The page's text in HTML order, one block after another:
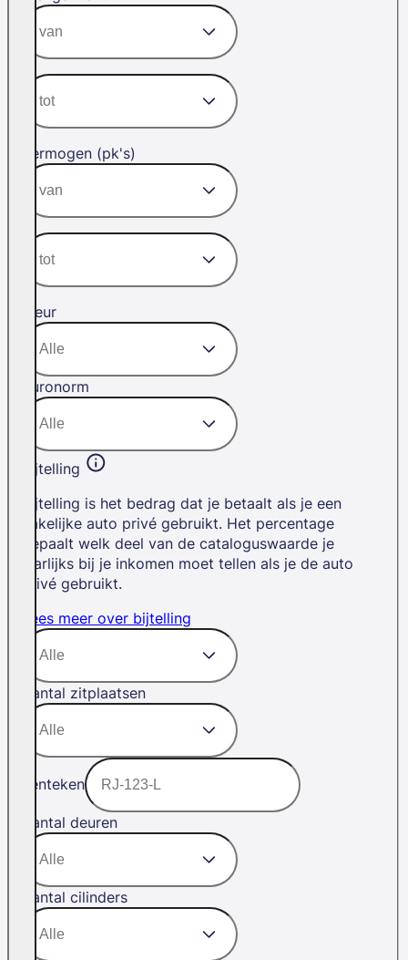
Vermogen (pk's)
Kleur
Euronorm
Bijtelling
Bijtelling is het bedrag dat je betaalt als je een
zakelijke auto privé gebruikt. Het percentage
bepaalt welk deel van de cataloguswaarde je
jaarlijks bij je inkomen moet tellen als je de auto
privé gebruikt.
Lees meer over bijtelling
Aantal zitplaatsen
Kenteken
Aantal deuren
Aantal cilinders